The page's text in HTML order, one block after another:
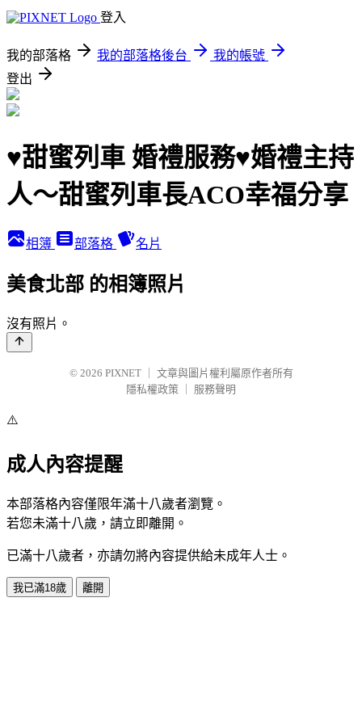
登入
我的部落格 我的部落格後台
我的帳號
登出
♥甜蜜列車 婚禮服務♥婚禮主持
人～甜蜜列車長ACO幸福分享
相簿 部落格 名片
美食北部 的相簿照片
沒有照片。
© 2026 PIXNET
文章與圖片權利屬原作者所有
隱私權政策
服務聲明
⚠️
成人內容提醒
本部落格內容僅限年滿十八歲者瀏覽。
若您未滿十八歲，請立即離開。
已滿十八歲者，亦請勿將內容提供給未成年人士。
我已滿18歲 離開